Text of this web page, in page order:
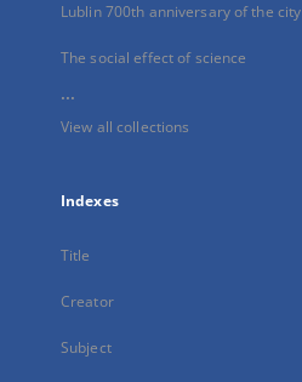
Lublin 700th anniversary of the city
The social effect of science
...
View all collections
Indexes
Title
Creator
Subject